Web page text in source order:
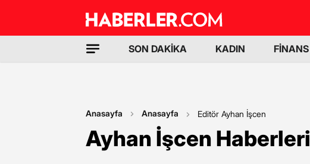
SON DAKİKA KADIN FİNANS
Anasayfa Anasayfa Editör Ayhan İşcen
Ayhan İşcen Haberleri